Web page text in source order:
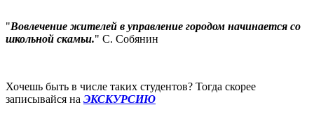
"Вовлечение жителей в управление городом начинается со
школьной скамьи." С. Собянин
Хочешь быть в числе таких студентов? Тогда скорее
записывайся на ЭКСКУРСИЮ